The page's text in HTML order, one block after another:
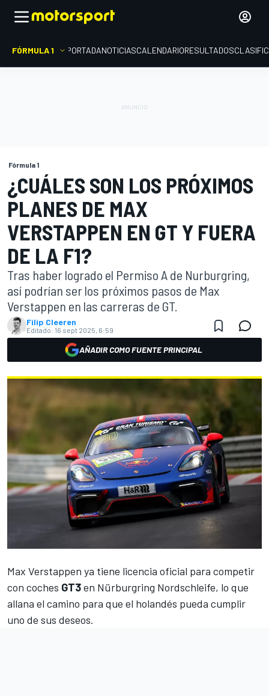
FÓRMULA 1 PORTADANOTICIASCALENDARIORESULTADOS
Fórmula 1
¿CUÁLES SON LOS PRÓXIMOS
PLANES DE MAX
VERSTAPPEN EN GT Y FUERA
DE LA F1?
Tras haber logrado el Permiso A de Nurburgring,
así podrían ser los próximos pasos de Max
Verstappen en las carreras de GT.
Filip Cleeren
Editado: 16 sept 2025, 6:59
AÑADIR COMO FUENTE PRINCIPAL
Max Verstappen ya tiene licencia oficial para competir
con coches GT3en Nürburgring Nordschleife, lo que
allana el camino para que el holandés pueda cumplir
uno de sus deseos.